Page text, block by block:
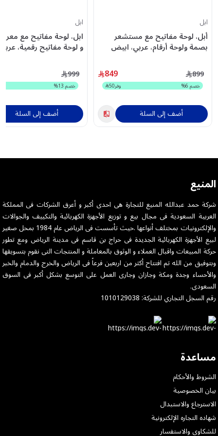
ابل
أبل، لوحة مفاتيح مع مستشعر
بصمة ولوحة أرقام، عربي، ابيض
849 899
خصم6
% وفر50
أضف إلى السلة
ابل
ابل، لوحة مفاتيح مع
و لوحة مفاتيح رقمية،
999
خصم 13
%
أضف إلى السلة
المنيع
شركة حمد عبدالله المنيع للتجارة هى احدى أكبر و أعرق الشركات فى المملكة
العربية السعودية فى مجال بيع و توزيع الأجهزة الكهربائية والتكييف والجوالات
والإلكترونيات بمختلف أنواعها .حيث تأسست فى الرياض عام 1984 بمحل صغير
لبيع الأجهزة الكهربائية الجديدة فى حراج بن قاسم فى مدينة الرياض ومع تطور
حركة المبيعات واقبال العملاء و الوثوق بالمعاملة و المنتجات التى نقوم بتسويقها
وبتوفيق من الله تم افتتاح أكثر من اربعين فرعاً فى الرياض والخرج والدمام والخبر
والأحساء وجدة ومكة وجازان وجارى العمل على التوسع بشكل أكبر فى السوق
السعودى.
رقم السجل التجاري للشركة: 1010129038
مساعدة
الشروط والأحكام
بيان الخصوصية
الاسترجاع والاستبدال
شهاده التجاره الإلكترونية
للشكاوى والاستفسار